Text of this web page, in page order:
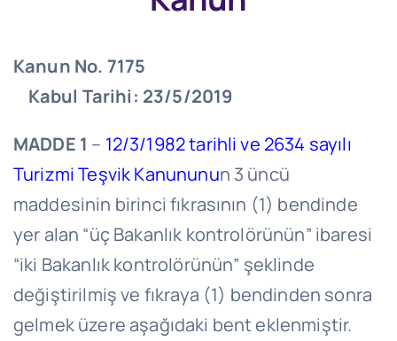
Kanun No. 7175
Kabul Tarihi: 23/5/2019
MADDE 1 – 12/3/1982 tarihli ve 2634 sayılı
Turizmi Teşvik Kanununun 3 üncü
maddesinin birinci fıkrasının (1) bendinde
yer alan “üç Bakanlık kontrolörünün” ibaresi
“iki Bakanlık kontrolörünün” şeklinde
değiştirilmiş ve fıkraya (1) bendinden sonra
gelmek üzere aşağıdaki bent eklenmiştir.